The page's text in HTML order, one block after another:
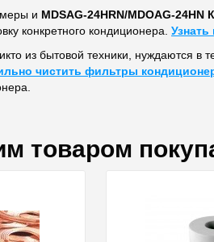
и MDSAG-24HRN/MDOAG-
конкретного кондиционера. Узнать
из бытовой техники, нуждаются в
чистить фильтры
товаром